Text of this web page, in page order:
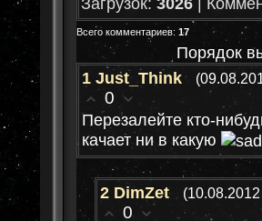
Всего комментариев: 17
Порядок
1 Just_Think
0
Перезалейте кто-
качает ни в какую
2 DimZet
0